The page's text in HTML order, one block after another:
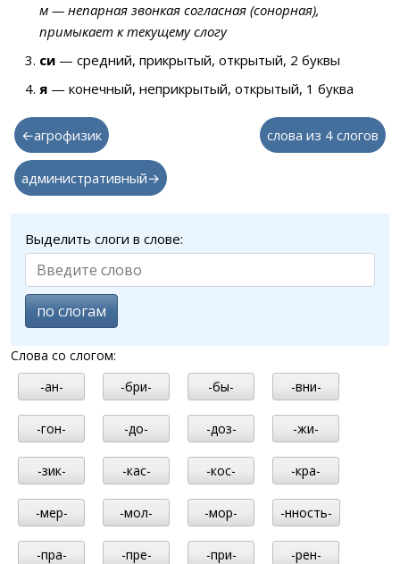
м — непарная звонкая согласная (сонорная),
примыкает к текущему слогу
си — средний, прикрытый, открытый, 2 буквы
я — конечный, неприкрытый, открытый, 1 буква
←агрофизик слова из 4 слогов
административный→
Выделить слоги в слове:
по слогам
Слова со слогом:
-ан-
-бри- -бы- -вни-
-гон- -до- -доз- -жи-
-зик- -кас- -кос- -кра-
-мер- -мол- -мор- -нность-
-пра- -пре- -при- -рен-